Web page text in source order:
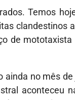
Temos
clandestinos
de
ainda no mês
aconteceu